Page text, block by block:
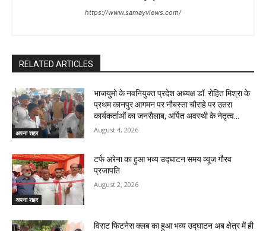
https://www.samayviews.com/
RELATED ARTICLES
अपना शहर
भाजयुमो के नवनियुक्त प्रदेश अध्यक्ष डॉ. रोहित मिश्रा के
प्रथम कानपुर आगमन पर नौबस्ता चौराहे पर उतरा
कार्यकर्ताओं का जनसैलाब, अर्पित अवस्थी के नेतृत्व...
August 4, 2026
अपना शहर
टर्फ अरेना का हुआ भव्य उद्घाटन समय व्यूज गौरव
प्रजापति
August 2, 2026
विराट फिटनेस क्लब का हुआ भव्य उद्घाटन अब क्षेत्र में ही